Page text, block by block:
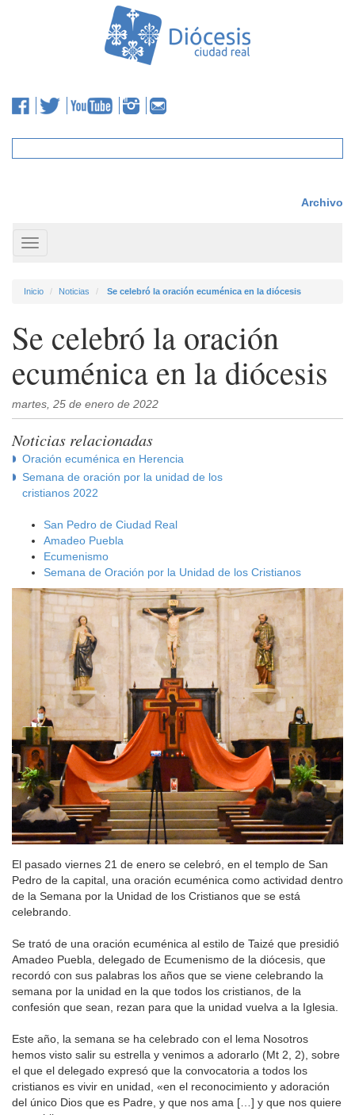
Archivo
Toggle
navigation
Inicio Noticias Se celebró la oración ecuménica en la diócesis
Se celebró la oración
ecuménica en la diócesis
martes, 25 de enero de 2022
Noticias relacionadas
Oración ecuménica en Herencia
Semana de oración por la unidad de los
cristianos 2022
San Pedro de Ciudad Real
Amadeo Puebla
Ecumenismo
Semana de Oración por la Unidad de los Cristianos
El pasado viernes 21 de enero se celebró, en el templo de San
Pedro de la capital, una oración ecuménica como actividad dentro
de la Semana por la Unidad de los Cristianos que se está
celebrando.
Se trató de una oración ecuménica al estilo de Taizé que presidió
Amadeo Puebla, delegado de Ecumenismo de la diócesis, que
recordó con sus palabras los años que se viene celebrando la
semana por la unidad en la que todos los cristianos, de la
confesión que sean, rezan para que la unidad vuelva a la Iglesia.
Este año, la semana se ha celebrado con el lema Nosotros
hemos visto salir su estrella y venimos a adorarlo (Mt 2, 2), sobre
el que el delegado expresó que la convocatoria a todos los
cristianos es vivir en unidad, «en el reconocimiento y adoración
del único Dios que es Padre, y que nos ama […] y que nos quiere